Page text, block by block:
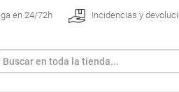
en 24/72h Incidencias y